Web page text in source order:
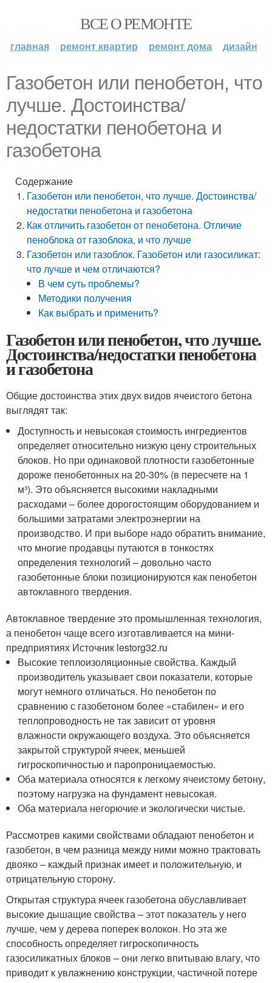
ВСЕ О РЕМОНТЕ
главная ремонт квартир ремонт дома дизайн
Газобетон или пенобетон, что
лучше. Достоинства/
недостатки пенобетона и
газобетона
Содержание
Газобетон или пенобетон, что лучше. Достоинства/
недостатки пенобетона и газобетона
Как отличить газобетон от пенобетона. Отличие
пеноблока от газоблока, и что лучше
Газобетон или газоблок. Газобетон или газосиликат:
что лучше и чем отличаются?
В чем суть проблемы?
Методики получения
Как выбрать и применить?
Газобетон или пенобетон, что лучше.
Достоинства/недостатки пенобетона
и газобетона
Общие достоинства этих двух видов ячеистого бетона
выглядят так:
Доступность и невысокая стоимость ингредиентов
определяет относительно низкую цену строительных
блоков. Но при одинаковой плотности газобетонные
дороже пенобетонных на 20-30% (в пересчете на 1
м³). Это объясняется высокими накладными
расходами – более дорогостоящим оборудованием и
большими затратами электроэнергии на
производство. И при выборе надо обратить внимание,
что многие продавцы путаются в тонкостях
определения технологий – довольно часто
газобетонные блоки позиционируются как пенобетон
автоклавного твердения.
Автоклавное твердение это промышленная технология,
а пенобетон чаще всего изготавливается на мини-
предприятиях Источник lestorg32.ru
Высокие теплоизоляционные свойства. Каждый
производитель указывает свои показатели, которые
могут немного отличаться. Но пенобетон по
сравнению с газобетоном более «стабилен» и его
теплопроводность не так зависит от уровня
влажности окружающего воздуха. Это объясняется
закрытой структурой ячеек, меньшей
гигроскопичностью и паропроницаемостью.
Оба материала относятся к легкому ячеистому бетону,
поэтому нагрузка на фундамент невысокая.
Оба материала негорючие и экологически чистые.
Рассмотрев какими свойствами обладают пенобетон и
газобетон, в чем разница между ними можно трактовать
двояко – каждый признак имеет и положительную, и
отрицательную сторону.
Открытая структура ячеек газобетона обуславливает
высокие дышащие свойства – этот показатель у него
лучше, чем у дерева поперек волокон. Но эта же
способность определяет гигроскопичность
газосиликатных блоков – они легко впитываю влагу, что
приводит к увлажнению конструкции, частичной потере